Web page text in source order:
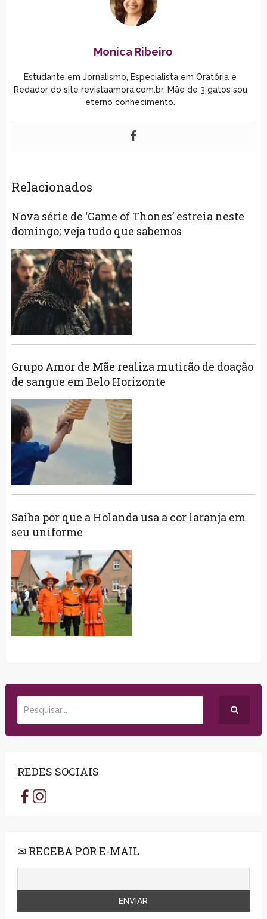
Monica Ribeiro
Estudante em Jornalismo, Especialista em Oratória e
Redador do site revistaamora.com.br. Mãe de 3 gatos sou
eterno conhecimento.
Relacionados
Nova série de ‘Game of Thones’ estreia neste
domingo; veja tudo que sabemos
Grupo Amor de Mãe realiza mutirão de doação
de sangue em Belo Horizonte
Saiba por que a Holanda usa a cor laranja em
seu uniforme
REDES SOCIAIS
✉ RECEBA POR E-MAIL